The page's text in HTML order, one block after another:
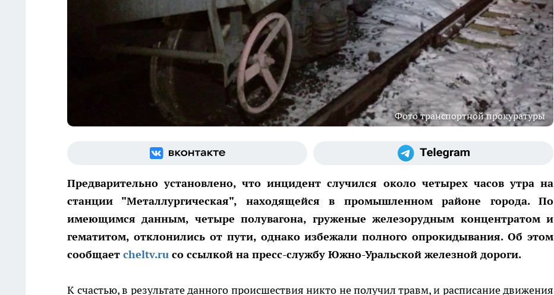
Фото транспортной прокуратуры
Предварительно установлено, что инцидент случился около четырех часов утра на
станции "Металлургическая", находящейся в промышленном районе города. По
имеющимся данным, четыре полувагона, груженые железорудным концентратом и
гематитом, отклонились от пути, однако избежали полного опрокидывания. Об этом
сообщает cheltv.ru со ссылкой на пресс-службу Южно-Уральской железной дороги.
К счастью, в результате данного происшествия никто не получил травм, и расписание движения